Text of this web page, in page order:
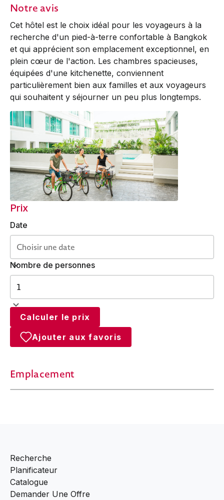
Notre avis
Cet hôtel est le choix idéal pour les voyageurs à la
recherche d'un pied-à-terre confortable à Bangkok
et qui apprécient son emplacement exceptionnel, en
plein cœur de l'action. Les chambres spacieuses,
équipées d'une kitchenette, conviennent
particulièrement bien aux familles et aux voyageurs
qui souhaitent y séjourner un peu plus longtemps.
Prix
Date
Nombre de personnes
Calculer le prix
Ajouter aux favoris
Emplacement
Recherche
Planificateur
Catalogue
Demander Une Offre